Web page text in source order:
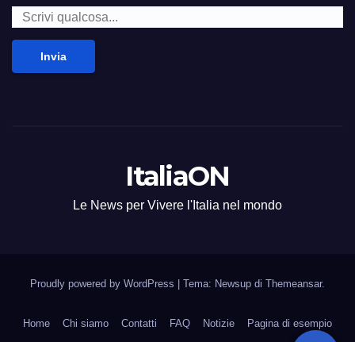
Invia
ItaliaON
Le News per Vivere l'Italia nel mondo
Proudly powered by WordPress Tema: Newsup di Themeansar.
Home Chi siamo Contatti FAQ Notizie Pagina di esempio